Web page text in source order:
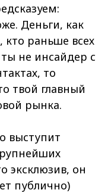
Деньги, как
кто раньше всех
не инсайдер с
то
твой главный
рынка.
выступит
эксклюзив, он
публично)